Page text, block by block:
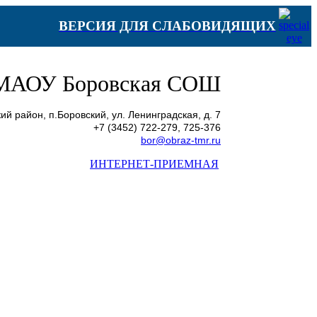
ВЕРСИЯ ДЛЯ СЛАБОВИДЯЩИХ
Боровская СОШ
район, п.Боровский, ул. Ленинградская, д. 7
+7 (3452) 722-279, 725-376
bor@obraz-tmr.ru
ИНТЕРНЕТ-ПРИЕМНАЯ